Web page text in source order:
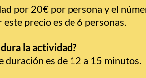
por 20€ por persona y el
precio es de 6 personas.
la actividad?
duración es de 12 a 15 minutos.